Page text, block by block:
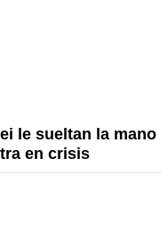
le sueltan la mano
en crisis